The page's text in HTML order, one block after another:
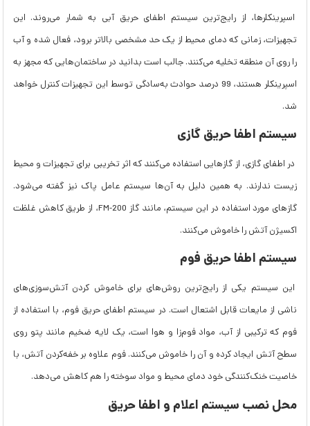
اسپرینکلرها، از رایج‌ترین سیستم اطفای حریق آبی به شمار می‌روند. این
تجهیزات، زمانی که دمای محیط از یک حد مشخصی بالاتر برود، فعال شده و آب
را روی آن منطقه تخلیه می‌کنند. جالب است بدانید در ساختمان‌هایی که مجهز به
اسپرینکلر هستند، 99 درصد حوادث به‌سادگی توسط این تجهیزات کنترل خواهد
شد.
سیستم اطفا حریق گازی
در اطفای گازی، از گازهایی استفاده می‌کنند که اثر تخریبی برای تجهیزات و محیط
زیست ندارند. به همین دلیل به ‌آن‌ها سیستم عامل پاک نیز گفته می‌شود.
گازهای مورد استفاده در این سیستم، مانند گاز FM-200، از طریق کاهش غلظت
اکسیژن آتش را خاموش می‌کنند.
سیستم اطفا حریق فوم
این سیستم یکی از رایج‌ترین روش‌های برای خاموش کردن آتش‌سوزی‌های
ناشی از مایعات قابل اشتعال است. در سیستم اطفای حریق فوم، با استفاده از
فوم که ترکیبی از آب، مواد فوم‌زا و هوا است، یک لایه ضخیم مانند پتو روی
سطح آتش ایجاد کرده و آن را خاموش می‌کنند. فوم علاوه بر خفه‌کردن آتش، با
خاصیت خنک‌کنندگی خود دمای محیط و مواد سوخته را هم کاهش می‌دهد.
محل نصب سیستم اعلام و اطفا حریق